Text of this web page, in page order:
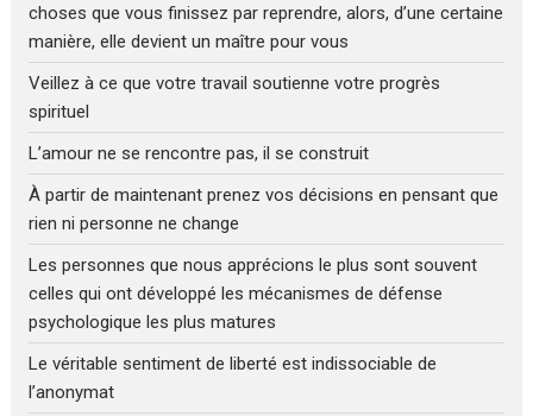
choses que vous finissez par reprendre, alors, d’une certaine
manière, elle devient un maître pour vous
Veillez à ce que votre travail soutienne votre progrès
spirituel
L’amour ne se rencontre pas, il se construit
À partir de maintenant prenez vos décisions en pensant que
rien ni personne ne change
Les personnes que nous apprécions le plus sont souvent
celles qui ont développé les mécanismes de défense
psychologique les plus matures
Le véritable sentiment de liberté est indissociable de
l’anonymat